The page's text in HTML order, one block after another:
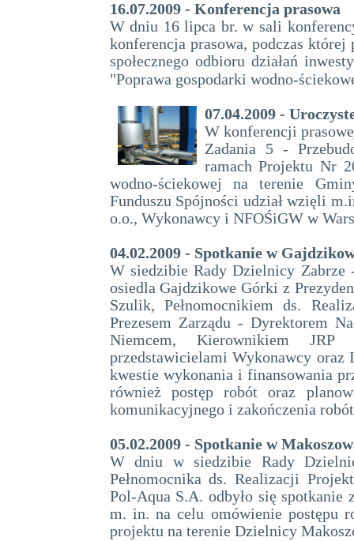
16.07.2009 - Konferencja prasowa
W dniu 16 lipca br. w sali
konferencja prasowa, podczas
społecznego odbioru działań
"Poprawa gospodarki wodno-
07.04.2009 -
W konferencji
Zadania 5 -
ramach Projektu Nr
wodno-ściekowej na terenie
Funduszu Spójności udział wzięli
o.o., Wykonawcy i NFOŚiGW w
04.02.2009 - Spotkanie w
W siedzibie Rady Dzielnicy Zabrze
osiedla Gajdzikowe Górki z
Szulik, Pełnomocnikiem ds.
Prezesem Zarządu - Dyrektorem
Niemcem, Kierownikiem
przedstawicielami Wykonawcy oraz
kwestie wykonania i finansowania
również postęp robót oraz
komunikacyjnego i zakończenia
05.02.2009 - Spotkanie w
W dniu w siedzibie Rady
Pełnomocnika ds. Realizacji
Pol-Aqua S.A. odbyło się spotkanie
m. in. na celu omówienie postępu
projektu na terenie Dzielnicy